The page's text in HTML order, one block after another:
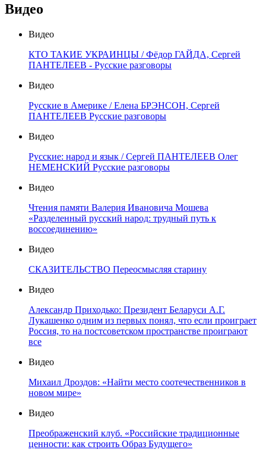
Видео
Видео
КТО ТАКИЕ УКРАИНЦЫ / Фёдор ГАЙДА, Сергей
ПАНТЕЛЕЕВ - Русские разговоры
Видео
Русские в Америке / Елена БРЭНСОН, Сергей
ПАНТЕЛЕЕВ Русские разговоры
Видео
Русские: народ и язык / Сергей ПАНТЕЛЕЕВ Олег
НЕМЕНСКИЙ Русские разговоры
Видео
Чтения памяти Валерия Ивановича Мошева
«Разделенный русский народ: трудный путь к
воссоединению»
Видео
СКАЗИТЕЛЬСТВО Переосмысляя старину
Видео
Александр Приходько: Президент Беларуси А.Г.
Лукашенко одним из первых понял, что если проиграет
Россия, то на постсоветском пространстве проиграют
все
Видео
Михаил Дроздов: «Найти место соотечественников в
новом мире»
Видео
Преображенский клуб. «Российские традиционные
ценности: как строить Образ Будущего»